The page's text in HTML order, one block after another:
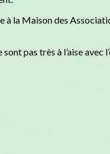
à la Maison des
pas très à l’aise avec